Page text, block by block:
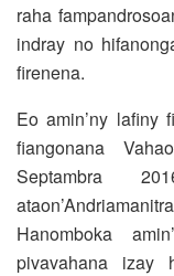
raha
indray no
firenena.
Eo amin’ny lafiny
fiangonana
Septambra
Hanomboka
pivavahana izay